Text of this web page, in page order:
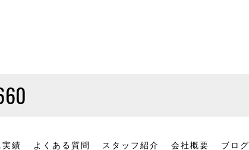
績 よくある質問 スタッフ紹介 会社概要 ブログ